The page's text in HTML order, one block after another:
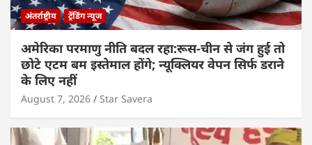
अंतर्राष्ट्रीय ट्रेंडिंग न्यूज
अमेरिका परमाणु नीति बदल रहा:रूस-चीन से जंग हुई तो
छोटे एटम बम इस्तेमाल होंगे; न्यूक्लियर वेपन सिर्फ डराने
के लिए नहीं
August 7, 2026 Star Savera